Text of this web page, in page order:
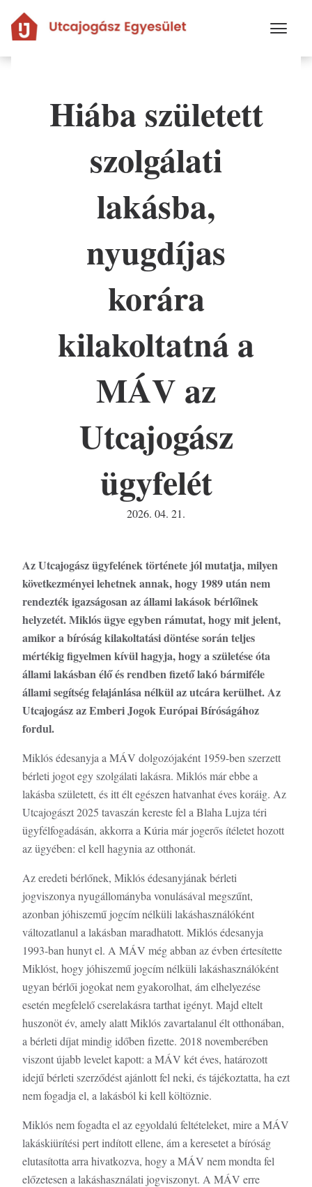
tartalomra
Hiába született
szolgálati
lakásba,
nyugdíjas
korára
kilakoltatná a
MÁV az
Utcajogász
ügyfelét
2026. 04. 21.
Az Utcajogász ügyfelének története jól mutatja, milyen
következményei lehetnek annak, hogy 1989 után nem
rendezték igazságosan az állami lakások bérlőinek
helyzetét. Miklós ügye egyben rámutat, hogy mit jelent,
amikor a bíróság kilakoltatási döntése során teljes
mértékig figyelmen kívül hagyja, hogy a születése óta
állami lakásban élő és rendben fizető lakó bármiféle
állami segítség felajánlása nélkül az utcára kerülhet. Az
Utcajogász az Emberi Jogok Európai Bíróságához
fordul.
Miklós édesanyja a MÁV dolgozójaként 1959-ben szerzett
bérleti jogot egy szolgálati lakásra. Miklós már ebbe a
lakásba született, és itt élt egészen hatvanhat éves koráig. Az
Utcajogászt 2025 tavaszán kereste fel a Blaha Lujza téri
ügyfélfogadásán, akkorra a Kúria már jogerős ítéletet hozott
az ügyében: el kell hagynia az otthonát.
Az eredeti bérlőnek, Miklós édesanyjának bérleti
jogviszonya nyugállományba vonulásával megszűnt,
azonban jóhiszemű jogcím nélküli lakáshasználóként
változatlanul a lakásban maradhatott. Miklós édesanyja
1993-ban hunyt el. A MÁV még abban az évben értesítette
Miklóst, hogy jóhiszemű jogcím nélküli lakáshasználóként
ugyan bérlői jogokat nem gyakorolhat, ám elhelyezése
esetén megfelelő cserelakásra tarthat igényt. Majd eltelt
huszonöt év, amely alatt Miklós zavartalanul élt otthonában,
a bérleti díjat mindig időben fizette. 2018 novemberében
viszont újabb levelet kapott: a MÁV két éves, határozott
idejű bérleti szerződést ajánlott fel neki, és tájékoztatta, ha ezt
nem fogadja el, a lakásból ki kell költöznie.
Miklós nem fogadta el az egyoldalú feltételeket, mire a MÁV
lakáskiürítési pert indított ellene, ám a keresetet a bíróság
elutasította arra hivatkozva, hogy a MÁV nem mondta fel
előzetesen a lakáshasználati jogviszonyt. A MÁV erre